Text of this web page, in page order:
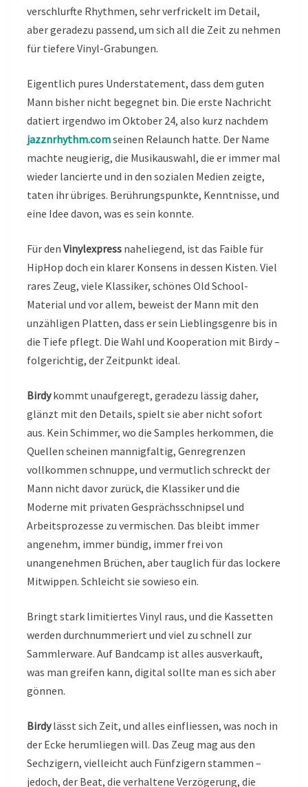
verschlurfte Rhythmen, sehr verfrickelt im Detail,
aber geradezu passend, um sich all die Zeit zu nehmen
für tiefere Vinyl-Grabungen.
Eigentlich pures Understatement, dass dem guten
Mann bisher nicht begegnet bin. Die erste Nachricht
datiert irgendwo im Oktober 24, also kurz nachdem
jazznrhythm.comseinen Relaunch hatte. Der Name
machte neugierig, die Musikauswahl, die er immer mal
wieder lancierte und in den sozialen Medien zeigte,
taten ihr übriges. Berührungspunkte, Kenntnisse, und
eine Idee davon, was es sein konnte.
Für den Vinylexpress naheliegend, ist das Faible für
HipHop doch ein klarer Konsens in dessen Kisten. Viel
rares Zeug, viele Klassiker, schönes Old School-
Material und vor allem, beweist der Mann mit den
unzähligen Platten, dass er sein Lieblingsgenre bis in
die Tiefe pflegt. Die Wahl und Kooperation mit Birdy –
folgerichtig, der Zeitpunkt ideal.
Birdykommt unaufgeregt, geradezu lässig daher,
glänzt mit den Details, spielt sie aber nicht sofort
aus. Kein Schimmer, wo die Samples herkommen, die
Quellen scheinen mannigfaltig, Genregrenzen
vollkommen schnuppe, und vermutlich schreckt der
Mann nicht davor zurück, die Klassiker und die
Moderne mit privaten Gesprächsschnipsel und
Arbeitsprozesse zu vermischen. Das bleibt immer
angenehm, immer bündig, immer frei von
unangenehmen Brüchen, aber tauglich für das lockere
Mitwippen. Schleicht sie sowieso ein.
Bringt stark limitiertes Vinyl raus, und die Kassetten
werden durchnummeriert und viel zu schnell zur
Sammlerware. Auf Bandcamp ist alles ausverkauft,
was man greifen kann, digital sollte man es sich aber
gönnen.
Birdylässt sich Zeit, und alles einfliessen, was noch in
der Ecke herumliegen will. Das Zeug mag aus den
Sechzigern, vielleicht auch Fünfzigern stammen –
jedoch, der Beat, die verhaltene Verzögerung, die